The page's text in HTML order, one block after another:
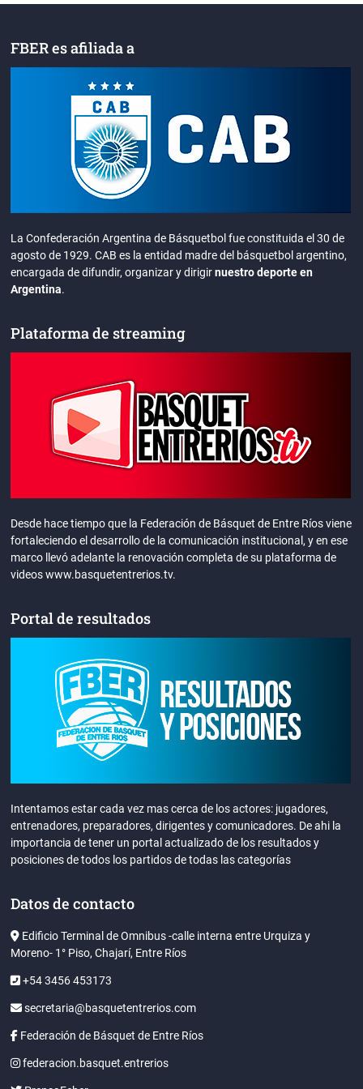
FBER es afiliada a
La Confederación Argentina de Básquetbol fue constituida el 30 de
agosto de 1929. CAB es la entidad madre del básquetbol argentino,
encargada de difundir, organizar y dirigirnuestro deporte en
Argentina.
Plataforma de streaming
Desde hace tiempo que la Federación de Básquet de Entre Ríos viene
fortaleciendo el desarrollo de la comunicación institucional, y en ese
marco llevó adelante la renovación completa de su plataforma de
videos www.basquetentrerios.tv.
Portal de resultados
Intentamos estar cada vez mas cerca de los actores: jugadores,
entrenadores, preparadores, dirigentes y comunicadores. De ahi la
importancia de tener un portal actualizado de los resultados y
posiciones de todos los partidos de todas las categorías
Datos de contacto
Edificio Terminal de Omnibus -calle interna entre Urquiza y
Moreno- 1° Piso, Chajarí, Entre Ríos
+54 3456 453173
secretaria@basquetentrerios.com
Federación de Básquet de Entre Ríos
federacion.basquet.entrerios